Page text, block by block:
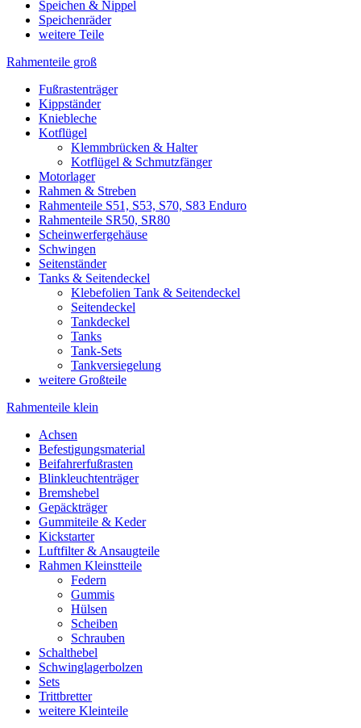
Speichen & Nippel
Speichenräder
weitere Teile
Rahmenteile groß
Fußrastenträger
Kippständer
Kniebleche
Kotflügel
Klemmbrücken & Halter
Kotflügel & Schmutzfänger
Motorlager
Rahmen & Streben
Rahmenteile S51, S53, S70, S83 Enduro
Rahmenteile SR50, SR80
Scheinwerfergehäuse
Schwingen
Seitenständer
Tanks & Seitendeckel
Klebefolien Tank & Seitendeckel
Seitendeckel
Tankdeckel
Tanks
Tank-Sets
Tankversiegelung
weitere Großteile
Rahmenteile klein
Achsen
Befestigungsmaterial
Beifahrerfußrasten
Blinkleuchtenträger
Bremshebel
Gepäckträger
Gummiteile & Keder
Kickstarter
Luftfilter & Ansaugteile
Rahmen Kleinstteile
Federn
Gummis
Hülsen
Scheiben
Schrauben
Schalthebel
Schwinglagerbolzen
Sets
Trittbretter
weitere Kleinteile